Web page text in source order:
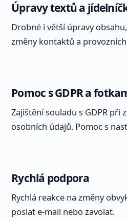
Úpravy textů a
Drobné i větší úpravy
změny kontaktů a
Pomoc s GDPR a
Zajištění souladu s GDPR při
osobních údajů. Pomoc s
Rychlá podpora
Rychlá reakce na změny
poslat e-mail nebo zavolat.